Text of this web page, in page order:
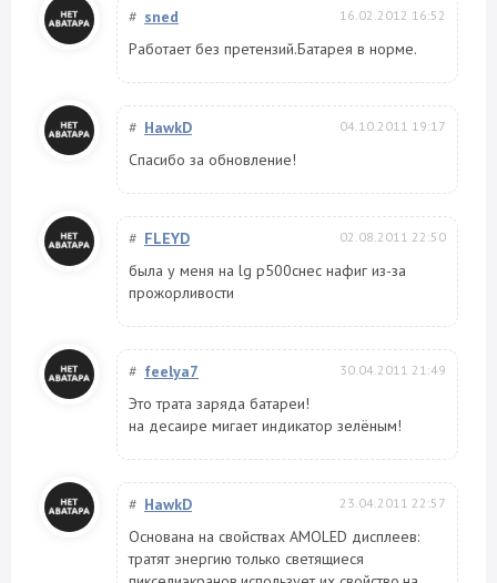
# sned 16.02.2012 16:52
Работает без претензий.Батарея в норме.
# HawkD 04.10.2011 19:17
Спасибо за обновление!
# FLEYD 02.08.2011 22:50
была у меня на lg p500снес нафиг из-за
прожорливости
# feelya7 30.04.2011 21:49
Это трата заряда батареи!
на десаире мигает индикатор зелёным!
# HawkD 23.04.2011 22:57
Основана на свойствах AMOLED дисплеев:
тратят энергию только светящиеся